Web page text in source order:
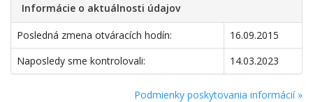
Informácie o aktuálnosti údajov
Posledná zmena otváracích hodín:
16.09.2015
Naposledy sme kontrolovali:
14.03.2023
Podmienky poskytovania informácií »